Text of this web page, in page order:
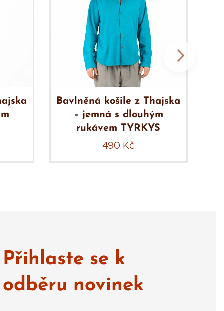
Bavlněná košile z Thajska
– jemná s dlouhým
rukávem TYRKYS
490 Kč
Přihlaste se k
odběru novinek